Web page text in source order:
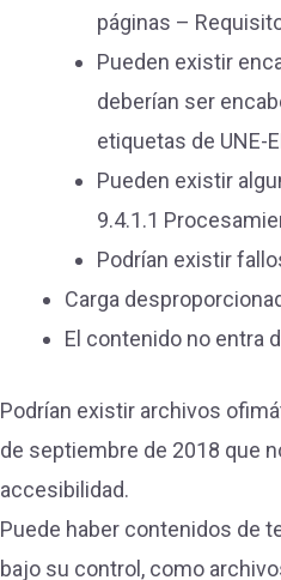
páginas –
Pueden existir
deberían ser
etiquetas de UNE-
Pueden existir
9.4.1.1
Podrían existir
Carga
El contenido no entra
Podrían existir archivos
de septiembre de 2018 que
accesibilidad.
Puede haber contenidos de
bajo su control, como